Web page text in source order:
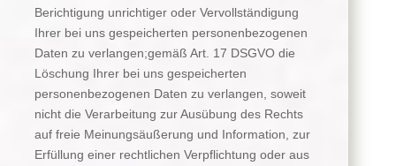
Berichtigung unrichtiger oder Vervollständigung
Ihrer bei uns gespeicherten personenbezogenen
Daten zu verlangen;gemäß Art. 17 DSGVO die
Löschung Ihrer bei uns gespeicherten
personenbezogenen Daten zu verlangen, soweit
nicht die Verarbeitung zur Ausübung des Rechts
auf freie Meinungsäußerung und Information, zur
Erfüllung einer rechtlichen Verpflichtung oder aus